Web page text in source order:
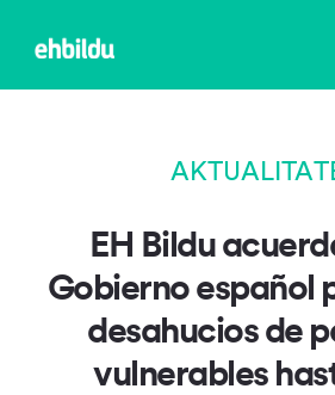
EH Bildu
Gobierno español
desahucios de
vulnerables